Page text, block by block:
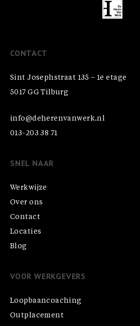
CONTACT
Sint Josephstraat 135 – 1e etage
5017 GG Tilburg
info@deherenvanwerk.nl
013-203 38 71
SNEL NAAR
Werkwijze
Over ons
Contact
Locaties
Blog
VOOR WERKGEVERS
Loopbaancoaching
Outplacement